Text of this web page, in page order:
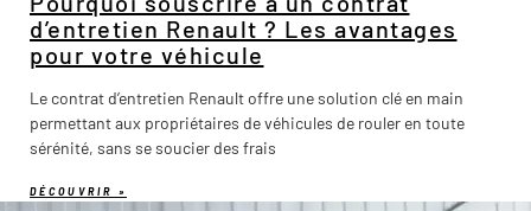
d’entretien Renault ? Les avantages
pour votre véhicule
Le contrat d’entretien Renault offre une solution clé en main
permettant aux propriétaires de véhicules de rouler en toute
sérénité, sans se soucier des frais
DÉCOUVRIR »